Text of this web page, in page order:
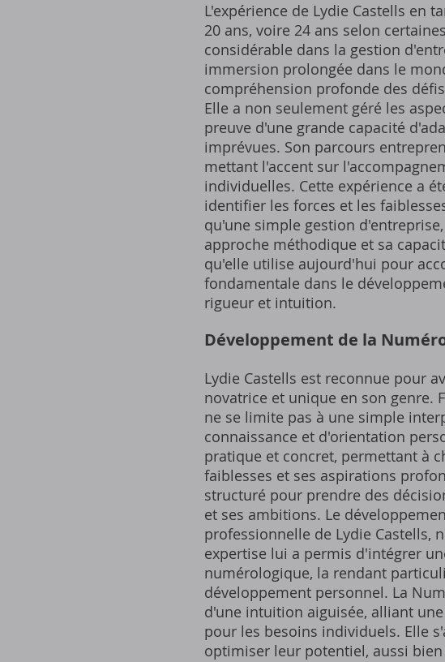
L'expérience de Lydie Castells en
20 ans, voire 24 ans selon
considérable dans la gestion
immersion prolongée dans le
compréhension profonde des
Elle a non seulement géré les
preuve d'une grande capacité
imprévues. Son parcours
mettant l'accent sur
individuelles. Cette expérience a
identifier les forces et les
qu'une simple gestion
approche méthodique et sa
qu'elle utilise aujourd'hui pour
fondamentale dans le
rigueur et intuition.
Développement de la
Lydie Castells est reconnue pour
novatrice et unique en son genre.
ne se limite pas à une simple
connaissance et d'orientation
pratique et concret, permettant à
faiblesses et ses aspirations
structuré pour prendre des
et ses ambitions. Le
professionnelle de Lydie Castells,
expertise lui a permis d'intégrer
numérologique, la rendant
développement personnel. La
d'une intuition aiguisée, alliant
pour les besoins individuels. Elle
optimiser leur potentiel, aussi